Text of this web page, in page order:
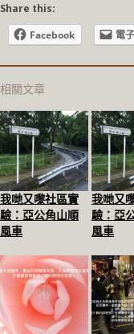
Share this:
Facebook
電
相關文章
我哋又嚟社區實
驗：亞公角山順
風車
我哋又
驗：亞
風車